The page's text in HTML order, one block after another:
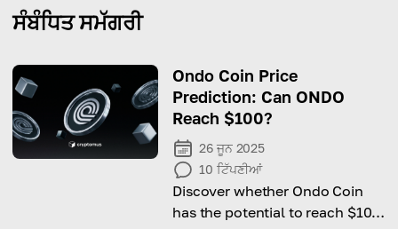
ਸੰਬੰਧਿਤ ਸਮੱਗਰੀ
Ondo Coin Price
Prediction: Can ONDO
Reach $100?
26 ਜੂਨ 2025
10 ਟਿੱਪਣੀਆਂ
Discover whether Ondo Coin
has the potential to reach $100